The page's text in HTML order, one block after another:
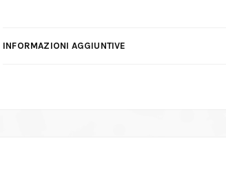
INFORMAZIONI AGGIUNTIVE